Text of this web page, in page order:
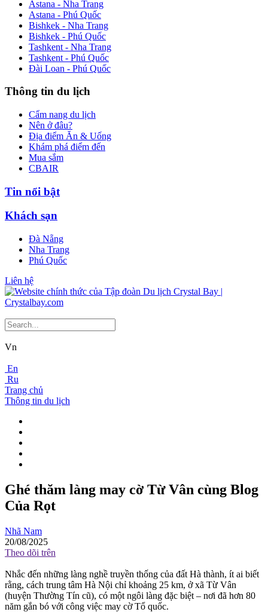
Astana - Nha Trang
Astana - Phú Quốc
Bishkek - Nha Trang
Bishkek - Phú Quốc
Tashkent - Nha Trang
Tashkent - Phú Quốc
Đài Loan - Phú Quốc
Thông tin du lịch
Cẩm nang du lịch
Nên ở đâu?
Địa điểm Ăn & Uống
Khám phá điểm đến
Mua sắm
CBAIR
Tin nổi bật
Khách sạn
Đà Nẵng
Nha Trang
Phú Quốc
Liên hệ
Vn
En
Ru
Trang chủ
Thông tin du lịch
Ghé thăm làng may cờ Từ Vân cùng Blog
Của Rọt
Nhã Nam
20/08/2025
Theo dõi trên
Nhắc đến những làng nghề truyền thống của đất Hà thành, ít ai biết
rằng, cách trung tâm Hà Nội chỉ khoảng 25 km, ở xã Từ Vân
(huyện Thường Tín cũ), có một ngôi làng đặc biệt – nơi đã hơn 80
năm gắn bó với công việc may cờ Tổ quốc.